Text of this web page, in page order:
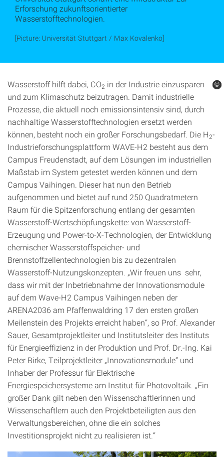
Erforschung zukunftsorientierter
Wasserstofftechnologien.
[Picture: Universität Stuttgart / Max Kovalenko]
Wasserstoff hilft dabei, CO2 in der Industrie einzusparen
und zum Klimaschutz beizutragen. Damit industrielle
Prozesse, die aktuell noch emissionsintensiv sind, durch
nachhaltige Wasserstofftechnologien ersetzt werden
können, besteht noch ein großer Forschungsbedarf. Die H2-
Industrieforschungsplattform WAVE-H2 besteht aus dem
Campus Freudenstadt, auf dem Lösungen im industriellen
Maßstab im System getestet werden können und dem
Campus Vaihingen. Dieser hat nun den Betrieb
aufgenommen und bietet auf rund 250 Quadratmetern
Raum für die Spitzenforschung entlang der gesamten
Wasserstoff-Wertschöpfungskette: von Wasserstoff-
Erzeugung und Power-to-X-Technologien, der Entwicklung
chemischer Wasserstoffspeicher- und
Brennstoffzellentechnologien bis zu dezentralen
Wasserstoff-Nutzungskonzepten. „Wir freuen uns sehr,
dass wir mit der Inbetriebnahme der Innovationsmodule
auf dem Wave-H2 Campus Vaihingen neben der
ARENA2036 am Pfaffenwaldring 17 den ersten großen
Meilenstein des Projekts erreicht haben“, so Prof. Alexander
Sauer, Gesamtprojektleiter und Institutsleiter des Instituts
für Energieeffizienz in der Produktion und Prof. Dr.-Ing. Kai
Peter Birke, Teilprojektleiter „Innovationsmodule“ und
Inhaber der Professur für Elektrische
Energiespeichersysteme am Institut für Photovoltaik. „Ein
großer Dank gilt neben den Wissenschaftlerinnen und
Wissenschaftlern auch den Projektbeteiligten aus den
Verwaltungsbereichen, ohne die ein solches
Investitionsprojekt nicht zu realisieren ist.“
©
©
©